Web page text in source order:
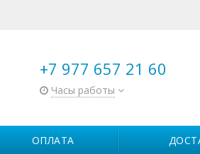
+7 977 657 21 60
Часы работы
ОПЛАТА